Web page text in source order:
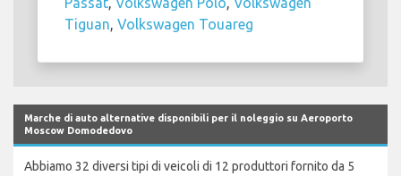
Tiguan Volkswagen Touareg
Marche di auto alternative disponibili per il noleggio su Aeroporto
Moscow Domodedovo
Abbiamo 32 diversi tipi di veicoli di 12 produttori fornito da 5